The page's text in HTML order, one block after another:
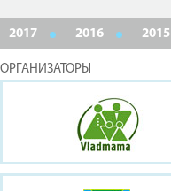
2017 2016 2015
ОРГАНИЗАТОРЫ